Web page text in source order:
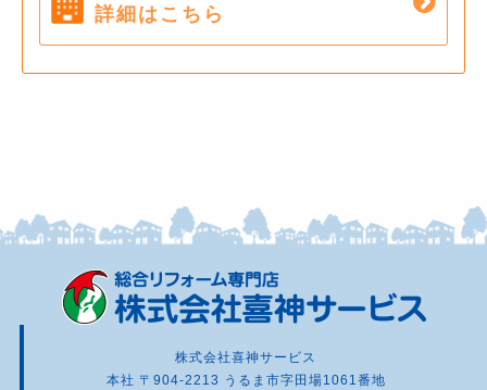
詳細はこちら
株式会社喜神サービス
本社 〒904-2213 うるま市字田場1061番地